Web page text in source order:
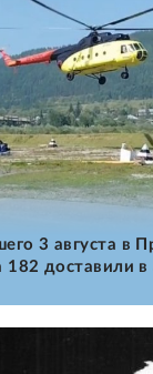
3 августа в
182 доставили